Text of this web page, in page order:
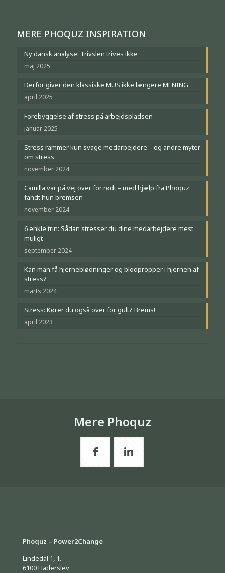
MERE PHOQUZ INSPIRATION
Ny dansk analyse: Trivslen trives ikke
maj 2025
Derfor giver den klassiske MUS ikke længere MENING
april 2025
Forebyggelse af stress på arbejdspladsen
januar 2025
Stress rammer kun svage medarbejdere – og andre myter
om stress
november 2024
Camilla var på vej over for rødt – med hjælp fra Phoquz
fandt hun bremsen
november 2024
6 enkle trin: Sådan stresser du dine medarbejdere mest
muligt
september 2024
Kan man få hjerneblødninger og blodpropper i hjernen af
stress?
marts 2024
Stress: Kører du også over for gult? Brems!
april 2023
Mere Phoquz
Phoquz – Power2Change
Lindedal 1, 1.
6100 Haderslev